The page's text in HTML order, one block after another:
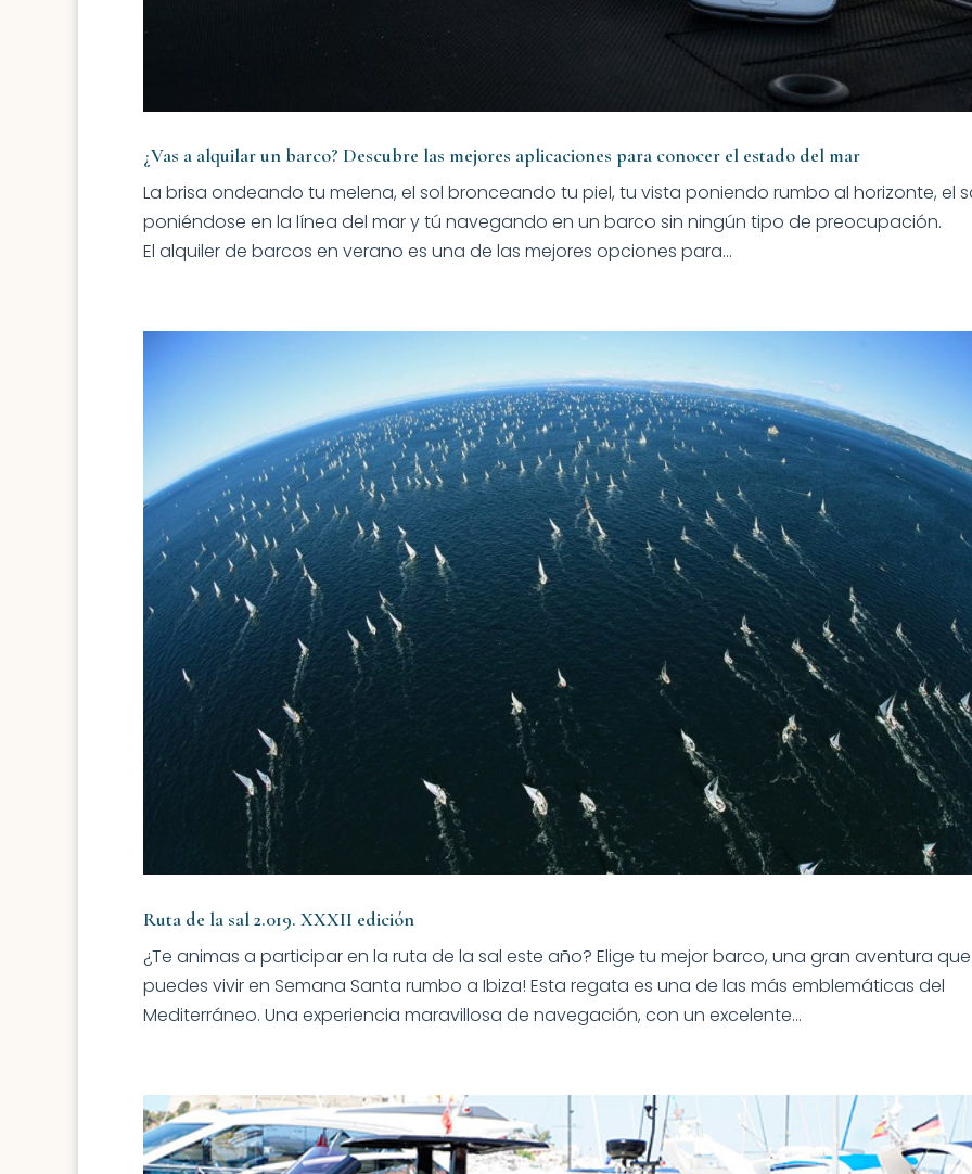
¿Vas a alquilar un barco? Descubre las mejores aplicaciones para conocer el estado del mar
La brisa ondeando tu melena, el sol bronceando tu piel, tu vista poniendo rumbo al horizonte, el
poniéndose en la línea del mar y tú navegando en un barco sin ningún tipo de preocupación.
El alquiler de barcos en verano es una de las mejores opciones para...
Ruta de la sal 2.019. XXXII edición
¿Te animas a participar en la ruta de la sal este año? Elige tu mejor barco, una gran aventura que
puedes vivir en Semana Santa rumbo a Ibiza! Esta regata es una de las más emblemáticas del
Mediterráneo. Una experiencia maravillosa de navegación, con un excelente...